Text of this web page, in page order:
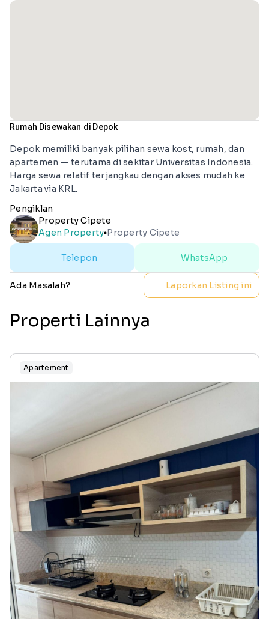
Rumah Disewakan di Depok
Depok memiliki banyak pilihan sewa kost, rumah, dan
apartemen — terutama di sekitar Universitas Indonesia.
Harga sewa relatif terjangkau dengan akses mudah ke
Jakarta via KRL.
Pengiklan
Property Cipete
Agen Propertylens Property Cipete
Telepon WhatsApp
Ada Masalah? Laporkan Listing ini
Properti Lainnya
Apartement